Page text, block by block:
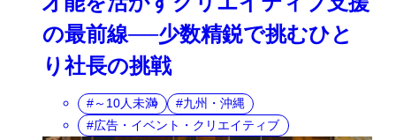
の最前線──少数精鋭で挑むひと
り社長の挑戦
～10人未満
九州・沖縄
広告・イベント・クリエイティブ